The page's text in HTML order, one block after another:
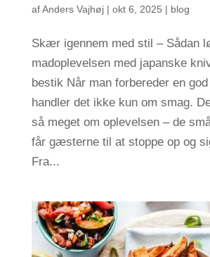
afAnders Vajhøj| okt 6, 2025 | blog
Skær igennem med stil – Sådan
madoplevelsen med japanske
bestik Når man forbereder en
handler det ikke kun om smag.
så meget om oplevelsen – de
får gæsterne til at stoppe op og
Fra...